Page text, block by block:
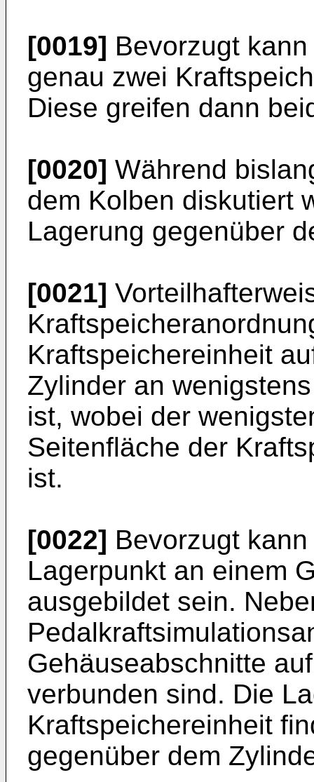
[0019] Bevorzugt
genau zwei
Diese greifen dann
[0020] Während
dem Kolben diskutiert
Lagerung gegenüber
[0021]
Kraftspeichereinheit
Zylinder an
ist, wobei der
Seitenfläche der
ist.
[0022] Bevorzugt
Lagerpunkt an einem
ausgebildet sein.
Gehäuseabschnitte
verbunden sind. Die
Kraftspeichereinheit
gegenüber dem